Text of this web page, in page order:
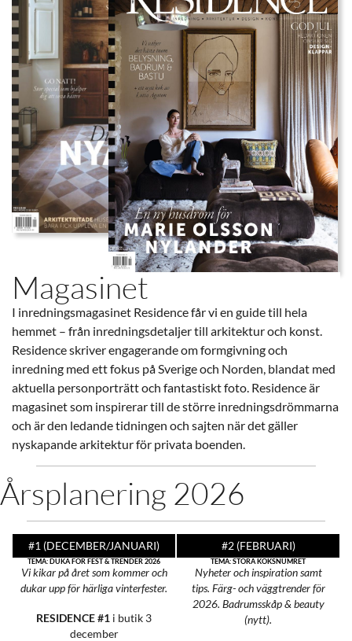
Magasinet
I inredningsmagasinet Residence får vi en guide till hela
hemmet – från inredningsdetaljer till arkitektur och konst.
Residence skriver engagerande om formgivning och
inredning med ett fokus på Sverige och Norden, blandat med
aktuella personporträtt och fantastiskt foto. Residence är
magasinet som inspirerar till de större inredningsdrömmarna
och är den ledande tidningen och sajten när det gäller
nyskapande arkitektur för privata boenden.
Årsplanering 2026
#1 (DECEMBER/JANUARI)
TEMA: DUKA FÖR FEST & TRENDER 2026
Vi kikar på året som kommer och
dukar upp för härliga vinterfester.
RESIDENCE #1 i butik 3
december
#2 (FEBRUARI)
TEMA: STORA KÖKSNUMRET
Nyheteroch inspiration samt
tips. Färg- och väggtrender för
2026. Badrumsskåp & beauty
(nytt).